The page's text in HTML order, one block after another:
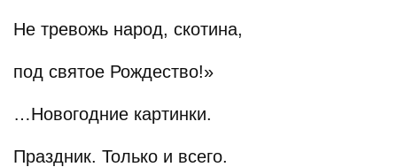
Не тревожь народ, скотина,
под святое Рождество!»
…Новогодние картинки.
Праздник. Только и всего.